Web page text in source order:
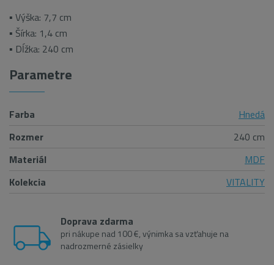
▪ Výška: 7,7 cm
▪ Šírka: 1,4 cm
▪ Dĺžka: 240 cm
Parametre
Farba
Hnedá
Rozmer
240 cm
Materiál
MDF
Kolekcia
VITALITY
Doprava zdarma
pri nákupe nad 100 €, výnimka sa vzťahuje na
nadrozmerné zásielky